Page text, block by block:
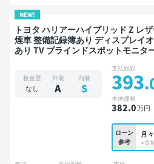
NEW!
トヨタ ハリアーハイブリッド Z レザーパ
煙車 整備記録簿あり ディスプレイ
あり TV ブラインドスポットモニタ
ックモニター ドライブレコーダー 衝
板金歴
なし
外装
A
内装
S
支払総額
393
本体価格
382.0万円
ローン
参考
月々
※金